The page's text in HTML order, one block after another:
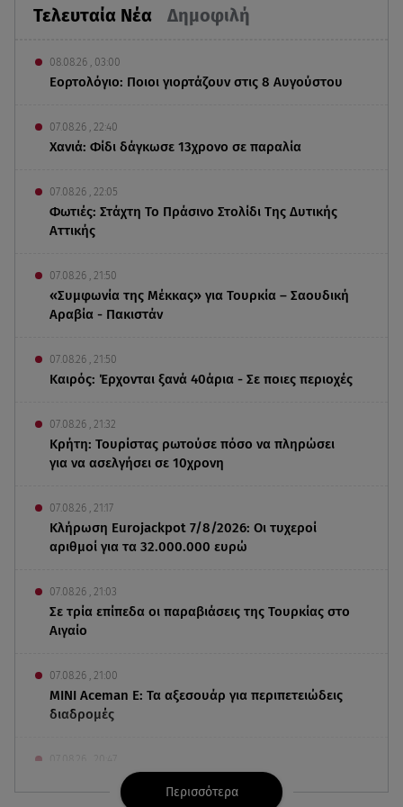
Τελευταία Νέα Δημοφιλή
08.08.26 , 03:00
Εορτολόγιο: Ποιοι γιορτάζουν στις 8 Αυγούστου
07.08.26 , 22:40
Χανιά: Φίδι δάγκωσε 13χρονο σε παραλία
07.08.26 , 22:05
Φωτιές: Στάχτη Το Πράσινο Στολίδι Της Δυτικής
Αττικής
07.08.26 , 21:50
«Συμφωνία της Μέκκας» για Τουρκία – Σαουδική
Αραβία - Πακιστάν
07.08.26 , 21:50
Καιρός: Έρχονται ξανά 40άρια - Σε ποιες περιοχές
07.08.26 , 21:32
Κρήτη: Τουρίστας ρωτούσε πόσο να πληρώσει
για να ασελγήσει σε 10χρονη
07.08.26 , 21:17
Κλήρωση Eurojackpot 7/8/2026: Οι τυχεροί
αριθμοί για τα 32.000.000 ευρώ
07.08.26 , 21:03
Σε τρία επίπεδα οι παραβιάσεις της Τουρκίας στο
Αιγαίο
07.08.26 , 21:00
MINI Aceman E: Τα αξεσουάρ για περιπετειώδεις
διαδρομές
Χανιά: Νεκρή βρέθηκε αγνοούμενη - Ξέφυγε από
αστυνομικούς που την εντόπισαν
Περισσότερα